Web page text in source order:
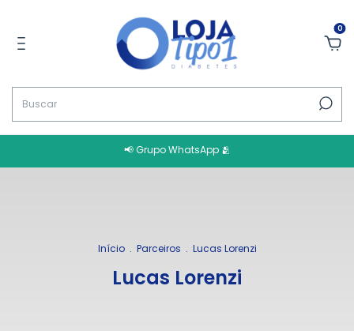
0
📢 Grupo WhatsApp 🫂
Início . Parceiros . Lucas Lorenzi
Lucas Lorenzi